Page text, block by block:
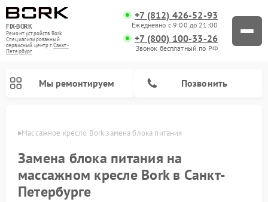
FIX-BORK
Ремонт устройств Bork
Специализированный
cервисный центр г.Санкт-
Петербург
+7 (812) 426-52-93
Ежедневно с 9:00 до 21:00
+7 (800) 100-33-26
Звонок бесплатный по РФ
Мы ремонтируем Позвонить
Массажное кресло Bork замена блока питания
Замена блока питания на
массажном кресле Bork в Санкт-
Петербурге